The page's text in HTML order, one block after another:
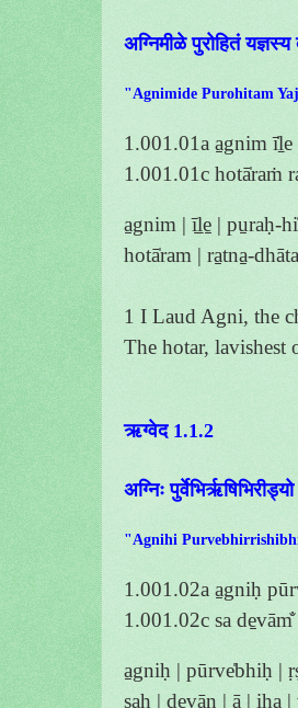
अग्निमीळे पुरोहितं
"Agnimide Purohitam
1.001.01a a̱gnim
1.001.01c hotā̍raṁ
a̱gnim | ī̱ḻe̱ | pu̱raḥ-
hotā̍ram | ra̱tna̱-
1 I Laud Agni, the
The hotar, lavishest
ऋग्वेद 1.1.2
अग्निः
"Agnihi
1.001.02a a̱gniḥ
1.001.02c sa de̱vām̐
a̱gniḥ | pūrve̍bhiḥ |
saḥ | de̱vān | ā | i̱ha